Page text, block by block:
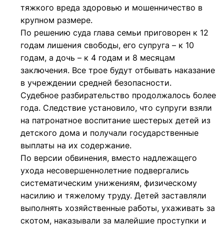
тяжкого вреда здоровью и мошенничество в
крупном размере.
По решению суда глава семьи приговорен к 12
годам лишения свободы, его супруга – к 10
годам, а дочь – к 4 годам и 8 месяцам
заключения. Все трое будут отбывать наказание
в учреждении средней безопасности.
Судебное разбирательство продолжалось более
года. Следствие установило, что супруги взяли
на патронатное воспитание шестерых детей из
детского дома и получали государственные
выплаты на их содержание.
По версии обвинения, вместо надлежащего
ухода несовершеннолетние подвергались
систематическим унижениям, физическому
насилию и тяжелому труду. Детей заставляли
выполнять хозяйственные работы, ухаживать за
скотом, наказывали за малейшие проступки и